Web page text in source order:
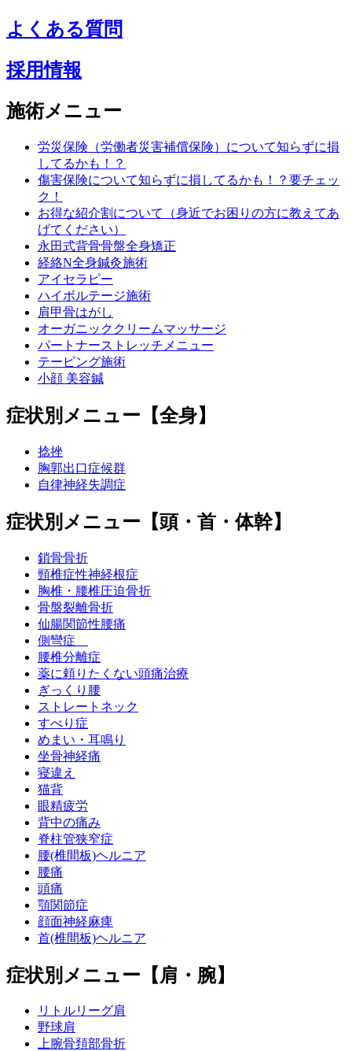
よくある質問
採用情報
施術メニュー
労災保険（労働者災害補償保険）について知らずに損
してるかも！？
傷害保険について知らずに損してるかも！？要チェッ
ク！
お得な紹介割について（身近でお困りの方に教えてあ
げてください）
永田式背骨骨盤全身矯正
経絡N全身鍼灸施術
アイセラピー
ハイボルテージ施術
肩甲骨はがし
オーガニッククリームマッサージ
パートナーストレッチメニュー
テーピング施術
小顔 美容鍼
症状別メニュー【全身】
捻挫
胸郭出口症候群
自律神経失調症
症状別メニュー【頭・首・体幹】
鎖骨骨折
頸椎症性神経根症
胸椎・腰椎圧迫骨折
骨盤裂離骨折
仙腸関節性腰痛
側彎症
腰椎分離症
薬に頼りたくない頭痛治療
ぎっくり腰
ストレートネック
すべり症
めまい・耳鳴り
坐骨神経痛
寝違え
猫背
眼精疲労
背中の痛み
脊柱管狭窄症
腰(椎間板)ヘルニア
腰痛
頭痛
顎関節症
顔面神経麻痺
首(椎間板)ヘルニア
症状別メニュー【肩・腕】
リトルリーグ肩
野球肩
上腕骨頚部骨折